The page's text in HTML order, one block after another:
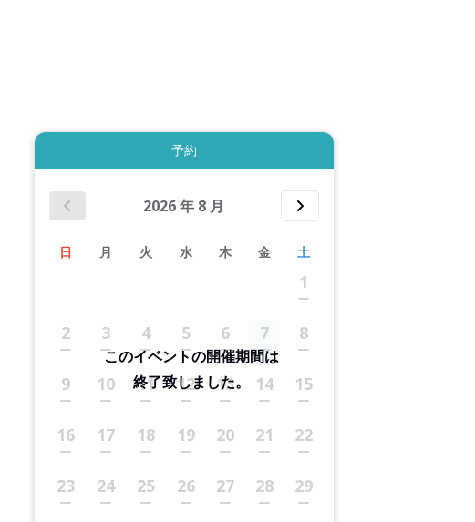
予約
2026年 8 月
日 月 火 水 木 金 土
1
2 3 4 5 6 7 8
9 10 11 12 13 14 15
16 17 18 19 20 21 22
23 24 25 26 27 28 29
このイベントの開催期間は
終了致しました。